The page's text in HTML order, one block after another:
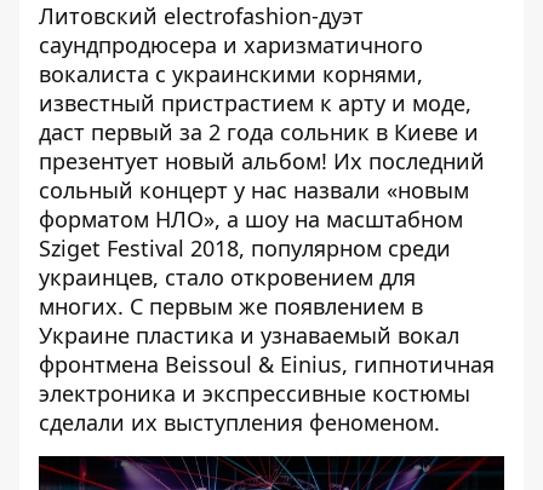
Литовский electrofashion-дуэт
саундпродюсера и харизматичного
вокалиста с украинскими корнями,
известный пристрастием к арту и моде,
даст первый за 2 года сольник в Киеве и
презентует новый альбом! Их последний
сольный концерт у нас назвали «новым
форматом НЛО», а шоу на масштабном
Sziget Festival 2018, популярном среди
украинцев, стало откровением для
многих. С первым же появлением в
Украине пластика и узнаваемый вокал
фронтмена Beissoul & Einius, гипнотичная
электроника и экспрессивные костюмы
сделали их выступления феноменом.